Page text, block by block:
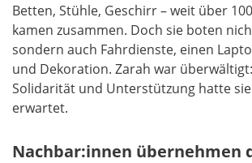
Betten, Stühle, Geschirr – weit über
kamen zusammen. Doch sie boten
sondern auch Fahrdienste, einen
und Dekoration. Zarah war
Solidarität und Unterstützung hatte
erwartet.
Nachbar:innen übernehmen